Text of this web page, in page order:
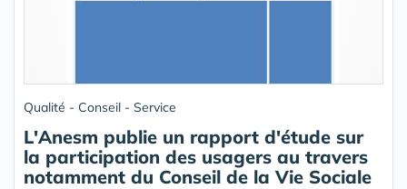
Qualité - Conseil - Service
L'Anesm publie un rapport d'étude sur
la participation des usagers au travers
notamment du Conseil de la Vie Sociale